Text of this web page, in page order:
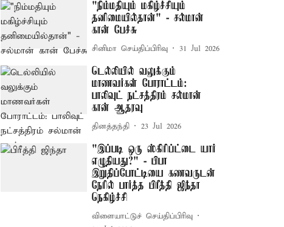
"நிம்மதியும் மகிழ்ச்சியும்
தனிமையில்தான்" - சல்மான்
கான் பேச்சு
சினிமா செய்திப்பிரிவு 31 Jul 2026
டெல்லியில் வலுக்கும்
மாணவர்கள் போராட்டம்:
பாலிவுட் நட்சத்திரம் சல்மான்
கான் ஆதரவு
தினத்தந்தி 23 Jul 2026
"இப்படி ஒரு ஸ்கிரிப்ட்டை யார்
எழுதியது?" - பிபா
இறுதிப்போட்டியை கணவருடன்
நேரில் பார்த்த பிரீத்தி ஜிந்தா
நெகிழ்ச்சி
விளையாட்டுச் செய்திப்பிரிவு